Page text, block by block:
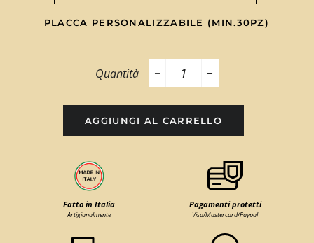
PLACCA PERSONALIZZABILE (MIN.30PZ)
Quantità
−
+
AGGIUNGI AL CARRELLO
Fatto in Italia
Artigianalmente
Pagamenti protetti
Visa/Mastercard/Paypal